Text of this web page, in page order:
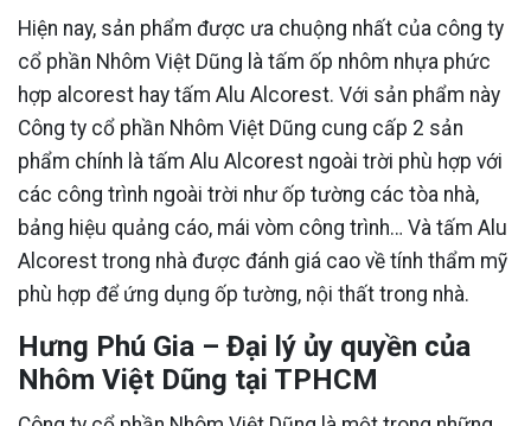
Hiện nay, sản phẩm được ưa chuộng nhất của công ty
cổ phần Nhôm Việt Dũng là tấm ốp nhôm nhựa phức
hợp alcorest hay tấm Alu Alcorest. Với sản phẩm này
Công ty cổ phần Nhôm Việt Dũng cung cấp 2 sản
phẩm chính là tấm Alu Alcorest ngoài trời phù hợp với
các công trình ngoài trời như ốp tường các tòa nhà,
bảng hiệu quảng cáo, mái vòm công trình… Và tấm Alu
Alcorest trong nhà được đánh giá cao về tính thẩm mỹ
phù hợp để ứng dụng ốp tường, nội thất trong nhà.
Hưng Phú Gia – Đại lý ủy quyền của
Nhôm Việt Dũng tại TPHCM